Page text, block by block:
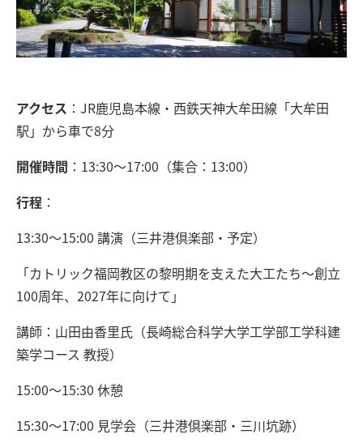
アクセス ：JR鹿児島本線・西鉄天神大牟田線「大牟田
駅」から車で8分
開催時間 ：13:30～17:00（集合：13:00）
行程 ：
13:30～15:00 講演（三井港倶楽部・予定）
「カトリック福岡教区の黎明期を支えた大工たち〜創立
100周年、2027年に向けて」
講師：山田由香里氏（長崎総合科学大学工学部工学科建
築学コース 教授）
15:00～15:30 休憩
15:30～17:00 見学会（三井港倶楽部・三川坑跡）